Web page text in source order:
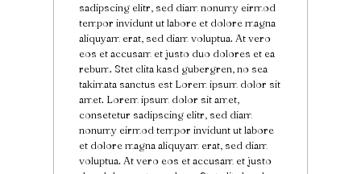
sadipscing elitr, sed diam nonumy eirmod
tempor invidunt ut labore et dolore magna
aliquyam erat, sed diam voluptua. At vero
eos et accusam et justo duo dolores et ea
rebum. Stet clita kasd gubergren, no sea
takimata sanctus est Lorem ipsum dolor sit
amet. Lorem ipsum dolor sit amet,
consetetur sadipscing elitr, sed diam
nonumy eirmod tempor invidunt ut labore
et dolore magna aliquyam erat, sed diam
voluptua. At vero eos et accusam et justo